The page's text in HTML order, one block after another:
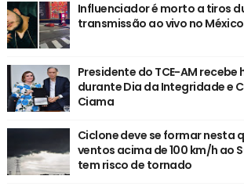
Influenciador é morto a tiros
transmissão ao vivo no México
Presidente do TCE-AM recebe
durante Dia da Integridade e
Ciama
Ciclone deve se formar nesta
ventos acima de 100 km/h ao
tem risco de tornado